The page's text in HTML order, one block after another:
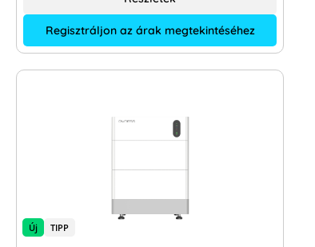
Regisztráljon az árak megtekintéséhez
Új TIPP